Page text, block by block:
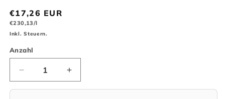
Normaler
Preis
€17,26 EUR
Grundpreis
€230,13/l
Inkl. Steuern.
Anzahl
Anzahl
Verringere
die
Erhöhe
die